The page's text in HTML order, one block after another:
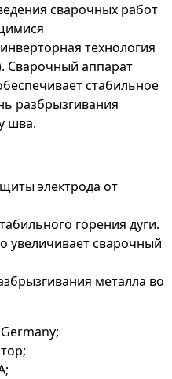
сварочных работ
технология
Сварочный аппарат
стабильное
разбрызгивания
шва.
электрода от
горения дуги.
увеличивает сварочный
металла во